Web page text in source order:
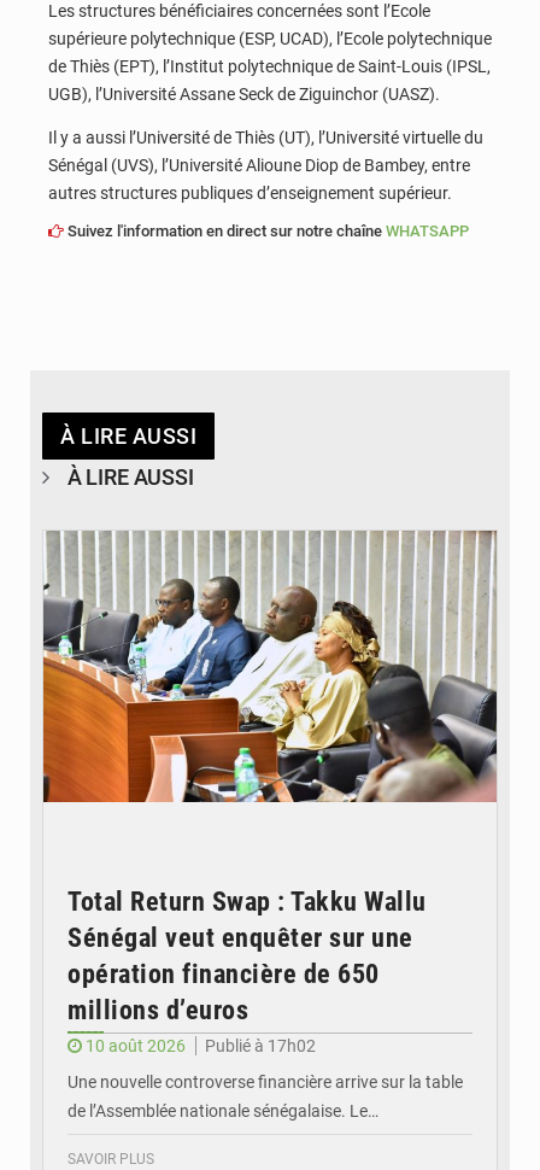
Les structures bénéficiaires concernées sont l’Ecole
supérieure polytechnique (ESP, UCAD), l’Ecole polytechnique
de Thiès (EPT), l’Institut polytechnique de Saint-Louis (IPSL,
UGB), l’Université Assane Seck de Ziguinchor (UASZ).
Il y a aussi l’Université de Thiès (UT), l’Université virtuelle du
Sénégal (UVS), l’Université Alioune Diop de Bambey, entre
autres structures publiques d’enseignement supérieur.
Suivez l'information en direct sur notre chaîne WHATSAPP
À LIRE AUSSI
À LIRE AUSSI
Total Return Swap : Takku Wallu
Sénégal veut enquêter sur une
opération financière de 650
millions d’euros
10 août 2026
Publié à 17h02
Une nouvelle controverse financière arrive sur la table
de l’Assemblée nationale sénégalaise. Le…
SAVOIR PLUS